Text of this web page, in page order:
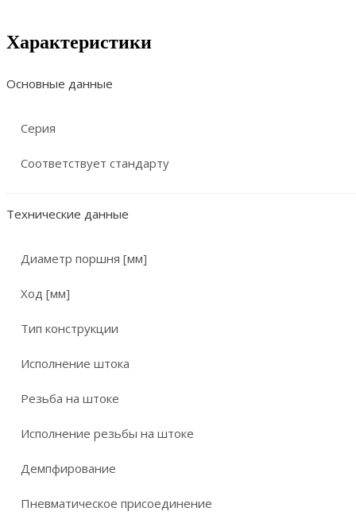
Характеристики
Основные данные
Серия
Соответствует стандарту
Технические данные
Диаметр поршня [мм]
Ход [мм]
Тип конструкции
Исполнение штока
Резьба на штоке
Исполнение резьбы на штоке
Демпфирование
Пневматическое присоединение